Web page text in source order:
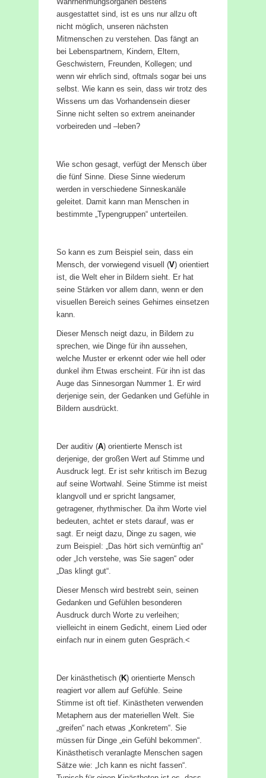
ausgestattet sind, ist es uns nur allzu oft
nicht möglich, unseren nächsten
Mitmenschen zu verstehen. Das fängt an
bei Lebenspartnern, Kindern, Eltern,
Geschwistern, Freunden, Kollegen; und
wenn wir ehrlich sind, oftmals sogar bei uns
selbst. Wie kann es sein, dass wir trotz des
Wissens um das Vorhandensein dieser
Sinne nicht selten so extrem aneinander
vorbeireden und –leben?
Wie schon gesagt, verfügt der Mensch über
die fünf Sinne. Diese Sinne wiederum
werden in verschiedene Sinneskanäle
geleitet. Damit kann man Menschen in
bestimmte „Typengruppen“ unterteilen.
So kann es zum Beispiel sein, dass ein
Mensch, der vorwiegend visuell (V) orientiert
ist, die Welt eher in Bildern sieht. Er hat
seine Stärken vor allem dann, wenn er den
visuellen Bereich seines Gehirnes einsetzen
kann.
Dieser Mensch neigt dazu, in Bildern zu
sprechen, wie Dinge für ihn aussehen,
welche Muster er erkennt oder wie hell oder
dunkel ihm Etwas erscheint. Für ihn ist das
Auge das Sinnesorgan Nummer 1. Er wird
derjenige sein, der Gedanken und Gefühle in
Bildern ausdrückt.
Der auditiv (A) orientierte Mensch ist
derjenige, der großen Wert auf Stimme und
Ausdruck legt. Er ist sehr kritisch im Bezug
auf seine Wortwahl. Seine Stimme ist meist
klangvoll und er spricht langsamer,
getragener, rhythmischer. Da ihm Worte viel
bedeuten, achtet er stets darauf, was er
sagt. Er neigt dazu, Dinge zu sagen, wie
zum Beispiel: „Das hört sich vernünftig an“
oder „Ich verstehe, was Sie sagen“ oder
„Das klingt gut“.
Dieser Mensch wird bestrebt sein, seinen
Gedanken und Gefühlen besonderen
Ausdruck durch Worte zu verleihen;
vielleicht in einem Gedicht, einem Lied oder
einfach nur in einem guten Gespräch.<
Der kinästhetisch (K) orientierte Mensch
reagiert vor allem auf Gefühle. Seine
Stimme ist oft tief. Kinästheten verwenden
Metaphern aus der materiellen Welt. Sie
„greifen“ nach etwas „Konkretem“. Sie
müssen für Dinge „ein Gefühl bekommen“.
Kinästhetisch veranlagte Menschen sagen
Sätze wie: „Ich kann es nicht fassen“.